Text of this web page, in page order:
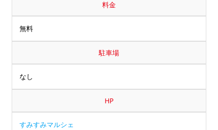
料金
無料
駐車場
なし
HP
すみすみマルシェ